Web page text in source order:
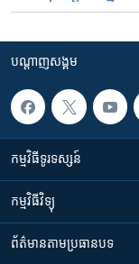
បណ្តាញ​សង្គម
កម្មវិធី​ទូរទស្សន៍
កម្មវិធី​វិទ្យុ
ព័ត៌មាន​តាមប្រធានបទ​